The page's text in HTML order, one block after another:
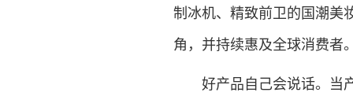
制冰机、精致前卫的国潮
角，并持续惠及全球消费者
好产品自己会说话。当产